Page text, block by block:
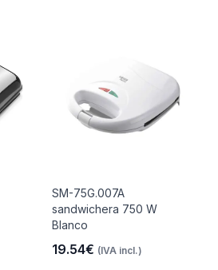
SM-75G.007A
sandwichera 750 W
Blanco
19.54€ (IVA incl.)